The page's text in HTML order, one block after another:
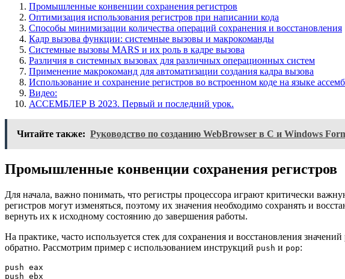
Промышленные конвенции сохранения регистров
Оптимизация использования регистров при написании кода
Способы минимизации количества операций сохранения и восстановления
Кадр вызова функции: системные вызовы и макрокоманды
Системные вызовы MARS и их роль в кадре вызова
Различия в системных вызовах для различных операционных систем
Применение макрокоманд для автоматизации создания кадра вызова
Использование и сохранение регистров во встроенном коде на языке
Видео:
АССЕМБЛЕР В 2023. Первый и последний урок.
Читайте также: Руководство по созданию WebBrowser в C и Windows
Промышленные конвенции сохранения регистров
Для начала, важно понимать, что регистры процессора играют критически
регистров могут изменяться, поэтому их значения необходимо сохранять и
вернуть их к исходному состоянию до завершения работы.
На практике, часто используется стек для сохранения и восстановления
обратно. Рассмотрим пример с использованием инструкций push и pop:
push eax
push ebx